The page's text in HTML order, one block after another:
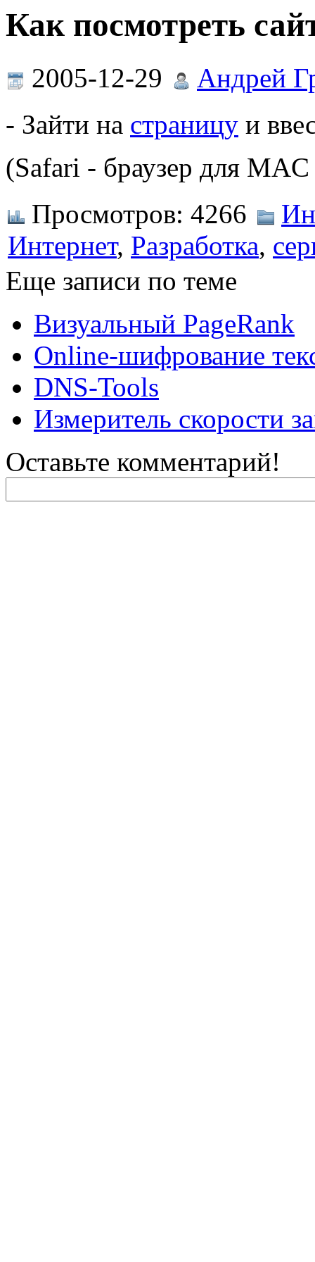
Как посмотреть
2005-12-29
Андрей
- Зайти на страницу и
(Safari - браузер для
Просмотров: 4266
Интернет, Разработка,
Еще записи по теме
Визуальный PageRank
Online-шифрование
DNS-Tools
Измеритель скорости
Оставьте комментарий!